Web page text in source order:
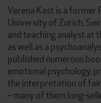
Verena Kast is a
University of Zurich,
and teaching analyst at
as well as a
published numerous
emotional psychology,
the interpretation of
– many of them long-